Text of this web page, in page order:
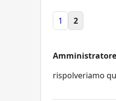
1 2
Amministratore
rispolveriamo